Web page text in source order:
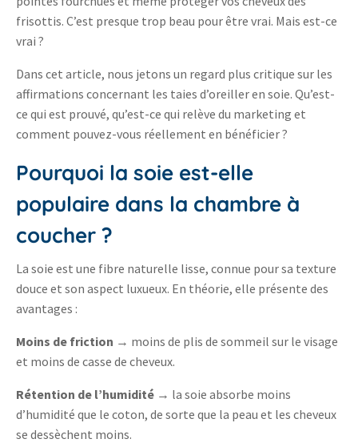
frisottis. C’est presque trop beau pour être vrai. Mais est-ce
vrai ?
Dans cet article, nous jetons un regard plus critique sur les
affirmations concernant les taies d’oreiller en soie. Qu’est-
ce qui est prouvé, qu’est-ce qui relève du marketing et
comment pouvez-vous réellement en bénéficier ?
Pourquoi la soie est-elle
populaire dans la chambre à
coucher ?
La soie est une fibre naturelle lisse, connue pour sa texture
douce et son aspect luxueux. En théorie, elle présente des
avantages :
Moins de friction → moins de plis de sommeil sur le visage
et moins de casse de cheveux.
Rétention de l’humidité → la soie absorbe moins
d’humidité que le coton, de sorte que la peau et les cheveux
se dessèchent moins.